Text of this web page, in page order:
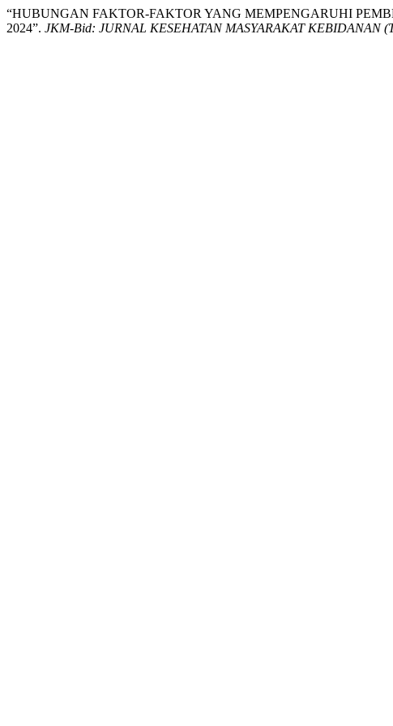
“HUBUNGAN FAKTOR-FAKTOR YANG MEMPENGARUHI
2024”. JKM-Bid: JURNAL KESEHATAN MASYARAKAT KEBIDANAN